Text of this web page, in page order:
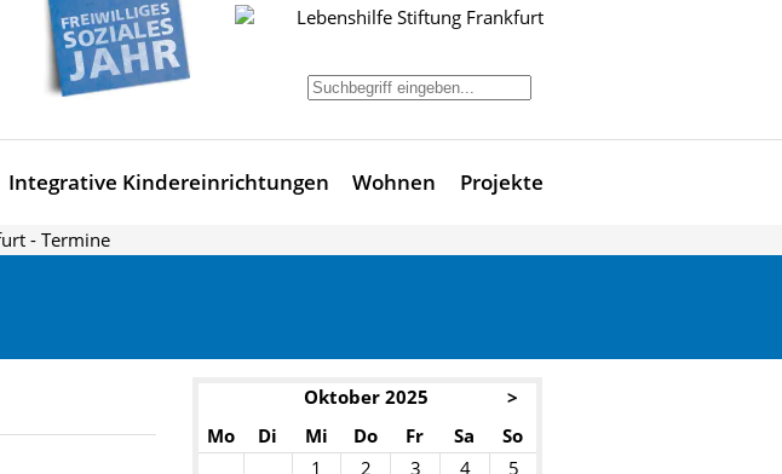
Lebenshilfe Stiftung Frankfurt
Integrative Kindereinrichtungen Wohnen Projekte
Oktober 2025
>
Mo
Di Mi Do Fr Sa
So
1
2 3 4
5